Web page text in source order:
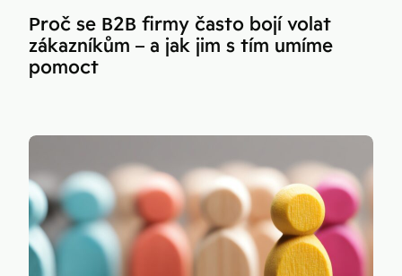
Proč se B2B firmy často bojí volat
zákazníkům – a jak jim s tím umíme
pomoct